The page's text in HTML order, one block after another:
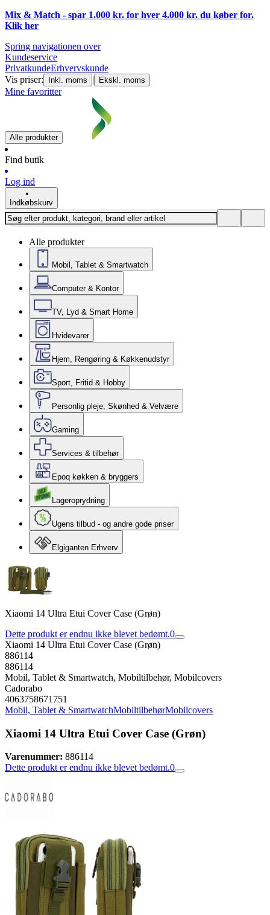
Mix & Match - spar 1.000 kr. for hver 4.000 kr. du køber for.
Klik her
Spring navigationen over
Kundeservice
PrivatkundeErhvervskunde
Vis priser:
Inkl. moms | Ekskl. moms
Mine favoritter
Alle produkter
Find butik
Log ind
Indkøbskurv
Alle produkter
Mobil, Tablet & Smartwatch
Computer & Kontor
TV, Lyd & Smart Home
Hvidevarer
Hjem, Rengøring & Køkkenudstyr
Sport, Fritid & Hobby
Personlig pleje, Skønhed & Velvære
Gaming
Services & tilbehør
Epoq køkken & bryggers
Lageroprydning
Ugens tilbud - og andre gode priser
Elgiganten Erhverv
Xiaomi 14 Ultra Etui Cover Case (Grøn)
Dette produkt er endnu ikke blevet bedømt.0
Xiaomi 14 Ultra Etui Cover Case (Grøn)
886114
886114
Mobil, Tablet & Smartwatch, Mobiltilbehør, Mobilcovers
Cadorabo
4063758671751
Mobil, Tablet & SmartwatchMobiltilbehørMobilcovers
Xiaomi 14 Ultra Etui Cover Case (Grøn)
Varenummer: 886114
Dette produkt er endnu ikke blevet bedømt.0